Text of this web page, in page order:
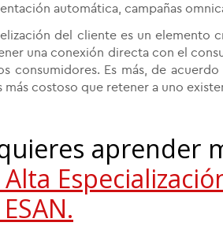
automática, campañas
del cliente es un
una conexión directa con el
consumidores. Es más, de
más costoso que retener a uno
aprender